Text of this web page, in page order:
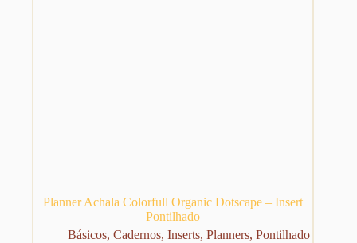
Planner Achala Colorfull Organic Dotscape – Insert
Pontilhado
Básicos,Cadernos,Inserts,Planners,Pontilhado